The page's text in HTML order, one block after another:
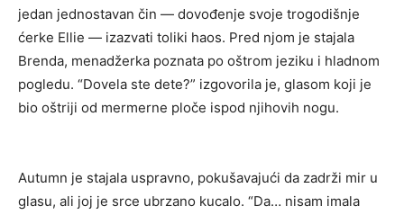
jedan jednostavan čin — dovođenje svoje trogodišnje
ćerke Ellie — izazvati toliki haos. Pred njom je stajala
Brenda, menadžerka poznata po oštrom jeziku i hladnom
pogledu. “Dovela ste dete?” izgovorila je, glasom koji je
bio oštriji od mermerne ploče ispod njihovih nogu.
Autumn je stajala uspravno, pokušavajući da zadrži mir u
glasu, ali joj je srce ubrzano kucalo. “Da… nisam imala